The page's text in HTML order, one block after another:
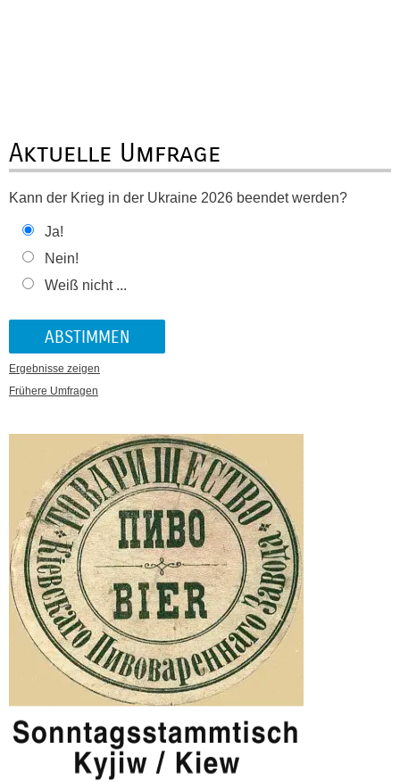
Aktuelle Umfrage
Kann der Krieg in der Ukraine 2026 beendet werden?
Ja!
Nein!
Weiß nicht ...
Ergebnisse zeigen
Frühere Umfragen